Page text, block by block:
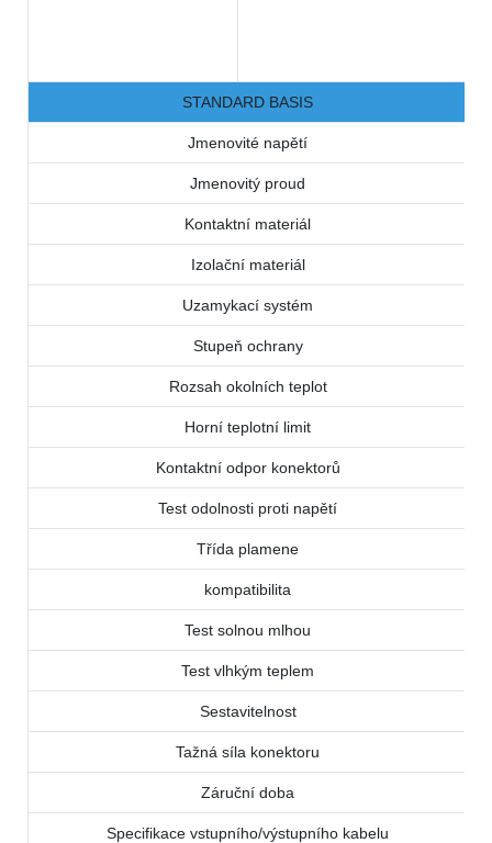
STANDARD BASIS
Jmenovité napětí
Jmenovitý proud
Kontaktní materiál
Izolační materiál
Uzamykací systém
Stupeň ochrany
Rozsah okolních teplot
Horní teplotní limit
Kontaktní odpor konektorů
Test odolnosti proti napětí
Třída plamene
kompatibilita
Test solnou mlhou
Test vlhkým teplem
Sestavitelnost
Tažná síla konektoru
Záruční doba
Specifikace vstupního/výstupního kabelu